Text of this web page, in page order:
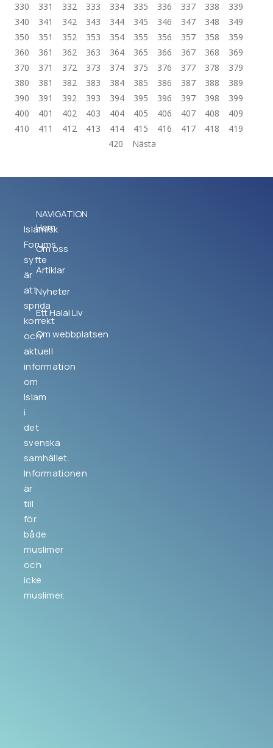
330
331 332 333 334 335 336 337 338
339
340
341 342 343 344 345 346 347 348
349
350
351 352 353 354 355 356 357 358
359
360
361 362 363 364 365 366 367 368
369
370
371 372 373 374 375 376 377 378
379
380
381 382 383 384 385 386 387 388
389
390
391 392 393 394 395 396 397 398
399
400
401 402 403 404 405 406 407 408
409
410
411 412 413 414 415 416 417 418
419
420
Nästa
Islamisk
Forums
syfte
är
att
sprida
korrekt
och
aktuell
information
om
Islam
i
det
svenska
samhället.
Informationen
är
till
för
både
muslimer
och
icke
muslimer.
NAVIGATION
Hem
Om oss
Artiklar
Nyheter
Ett Halal Liv
Om webbplatsen